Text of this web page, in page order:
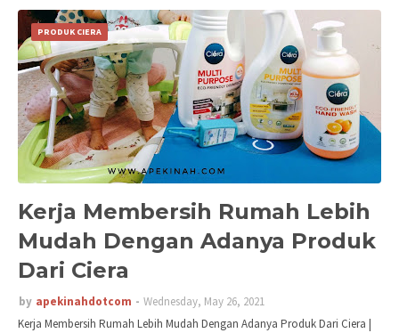
PRODUK CIERA
Kerja Membersih Rumah Lebih
Mudah Dengan Adanya Produk
Dari Ciera
by apekinahdotcom
Wednesday, May 26, 2021
Kerja Membersih Rumah Lebih Mudah Dengan Adanya Produk Dari Ciera |